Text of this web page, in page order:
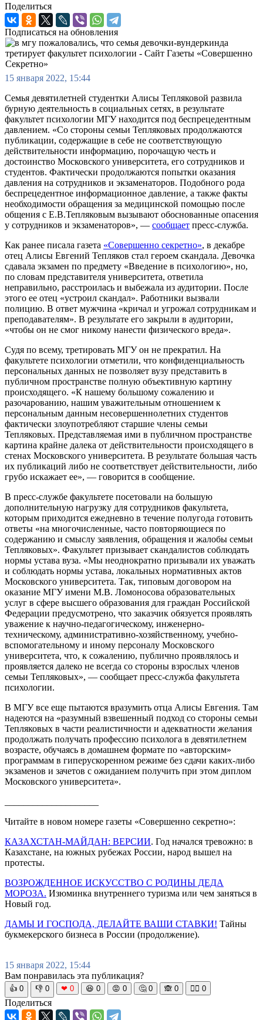
Поделиться
Подписаться на обновления
15 января 2022, 15:44
Семья девятилетней студентки Алисы Тепляковой развила
бурную деятельность в социальных сетях, в результате
факультет психологии МГУ находится под беспрецедентным
давлением. «Со стороны семьи Тепляковых продолжаются
публикации, содержащие в себе не соответствующую
действительности информацию, порочащую честь и
достоинство Московского университета, его сотрудников и
студентов. Фактически продолжаются попытки оказания
давления на сотрудников и экзаменаторов. Подобного рода
беспрецедентное информационное давление, а также факты
необходимости обращения за медицинской помощью после
общения с Е.В.Тепляковым вызывают обоснованные опасения
у сотрудников и экзаменаторов», — сообщает пресс-служба.
Как ранее писала газета «Совершенно секретно», в декабре
отец Алисы Евгений Тепляков стал героем скандала. Девочка
сдавала экзамен по предмету «Введение в психологию», но,
по словам представителя университета, ответила
неправильно, расстроилась и выбежала из аудитории. После
этого ее отец «устроил скандал». Работники вызвали
полицию. В ответ мужчина «кричал и угрожал сотрудникам и
преподавателям». В результате его закрыли в аудитории,
«чтобы он не смог никому нанести физического вреда».
Судя по всему, третировать МГУ он не прекратил. На
факультете психологии отметили, что конфиденциальность
персональных данных не позволяет вузу представить в
публичном пространстве полную объективную картину
происходящего. «К нашему большому сожалению и
разочарованию, нашим уважительным отношением к
персональным данным несовершеннолетних студентов
фактически злоупотребляют старшие члены семьи
Тепляковых. Представляемая ими в публичном пространстве
картина крайне далека от действительности происходящего в
стенах Московского университета. В результате большая часть
их публикаций либо не соответствует действительности, либо
грубо искажает ее», — говорится в сообщение.
В пресс-службе факультете посетовали на большую
дополнительную нагрузку для сотрудников факультета,
которым приходится ежедневно в течение полугода готовить
ответы «на многочисленные, часто повторяющиеся по
содержанию и смыслу заявления, обращения и жалобы семьи
Тепляковых». Факультет призывает скандалистов соблюдать
нормы устава вуза. «Мы неоднократно призывали их уважать
и соблюдать нормы устава, локальных нормативных актов
Московского университета. Так, типовым договором на
оказание МГУ имени М.В. Ломоносова образовательных
услуг в сфере высшего образования для граждан Российской
Федерации предусмотрено, что заказчик обязуется проявлять
уважение к научно-педагогическому, инженерно-
техническому, административно-хозяйственному, учебно-
вспомогательному и иному персоналу Московского
университета, что, к сожалению, публично проявлялось и
проявляется далеко не всегда со стороны взрослых членов
семьи Тепляковых», — сообщает пресс-служба факультета
психологии.
В МГУ все еще пытаются вразумить отца Алисы Евгения. Там
надеются на «разумный взвешенный подход со стороны семьи
Тепляковых в части реалистичности и адекватности желания
продолжать получать профессию психолога в девятилетнем
возрасте, обучаясь в домашнем формате по «авторским»
программам в гиперускоренном режиме без сдачи каких-либо
экзаменов и зачетов с ожиданием получить при этом диплом
Московского университета».
Читайте в новом номере газеты «Совершенно секретно»:
КАЗАХСТАН-МАЙДАН: ВЕРСИИ. Год начался тревожно: в
Казахстане, на южных рубежах России, народ вышел на
протесты.
ВОЗРОЖДЕННОЕ ИСКУССТВО С РОДИНЫ ДЕДА
МОРОЗА. Изюминка внутреннего туризма или чем заняться в
Новый год.
ДАМЫ И ГОСПОДА, ДЕЛАЙТЕ ВАШИ СТАВКИ! Тайны
букмекерского бизнеса в России (продолжение).
15 января 2022, 15:44
Вам понравилась эта публикация?
👍 0 👎 0 ❤ 0 😆 0 😡 0 🤔 0 🙈 0 🧘‍♀️ 0
Поделиться